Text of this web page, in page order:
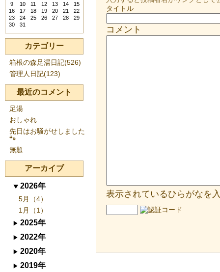
タイトル
コメント
表示されているひらがなを
9
10 11 12 13 14
15
16
17 18 19 20 21
22
23
24 25 26 27 28
29
30
31
カテゴリー
箱根の森足湯日記(526)
管理人日記(123)
最近のコメント
足湯
おしゃれ
先日はお騒がせしました
🐾
無題
アーカイブ
2026年
5月（4）
1月（1）
2025年
2022年
2020年
2019年